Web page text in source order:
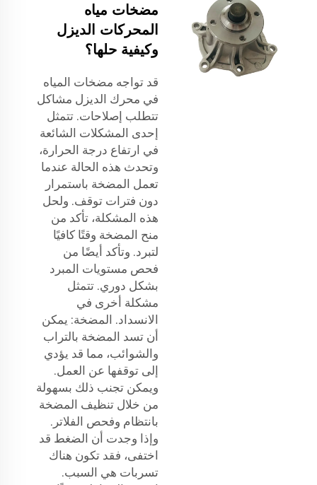
مضخات مياه
المحركات الديزل
وكيفية حلها؟
قد تواجه مضخات المياه
في محرك الديزل مشاكل
تتطلب إصلاحات. تتمثل
إحدى المشكلات الشائعة
في ارتفاع درجة الحرارة،
وتحدث هذه الحالة عندما
تعمل المضخة باستمرار
دون فترات توقف. ولحل
هذه المشكلة، تأكد من
منح المضخة وقتًا كافيًا
لتبرد. وتأكد أيضًا من
فحص مستويات المبرد
بشكل دوري. تتمثل
مشكلة أخرى في
الانسداد. المضخة: يمكن
أن تسد المضخة بالتراب
والشوائب، مما قد يؤدي
إلى توقفها عن العمل.
ويمكن تجنب ذلك بسهولة
من خلال تنظيف المضخة
بانتظام وفحص الفلاتر.
وإذا وجدت أن الضغط قد
اختفى، فقد تكون هناك
تسربات هي السبب.